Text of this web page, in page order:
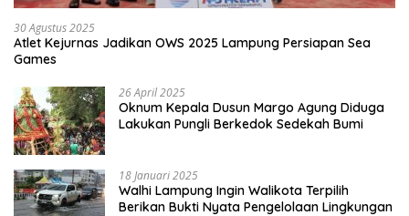
30 Agustus 2025
Atlet Kejurnas Jadikan OWS 2025 Lampung Persiapan Sea
Games
26 April 2025
Oknum Kepala Dusun Margo Agung Diduga
Lakukan Pungli Berkedok Sedekah Bumi
18 Januari 2025
Walhi Lampung Ingin Walikota Terpilih
Berikan Bukti Nyata Pengelolaan Lingkungan